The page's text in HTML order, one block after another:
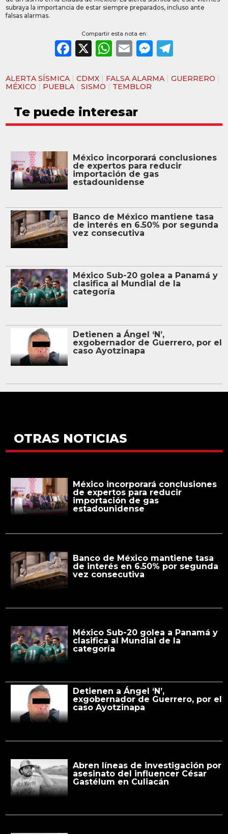
subraya la importancia de estar siempre preparados, incluso ante
falsas alarmas.
Compartir esta nota en:
Facebook
X WhatsApp
Email
ALERTA SÍSMICA |CDMX | FALSA ALARMA |GUERRERO |
MÉXICO | PUEBLA |SISMO | TEMBLOR
Te puede interesar
México incorporará conclusiones
de expertos para reducir
importación de gas
estadounidense
Banco de México mantiene tasa
de interés en 6.50% por segunda
vez consecutiva
México Sub-20 golea a Panamá y
clasifica al Mundial de la
categoría
Detienen a Ángel ‘N’,
exgobernador de Guerrero, por el
caso Ayotzinapa
OTRAS NOTICIAS
México incorporará conclusiones
de expertos para reducir
importación de gas
estadounidense
Banco de México mantiene tasa
de interés en 6.50% por segunda
vez consecutiva
México Sub-20 golea a Panamá y
clasifica al Mundial de la
categoría
Detienen a Ángel ‘N’,
exgobernador de Guerrero, por el
caso Ayotzinapa
Abren líneas de investigación por
asesinato del influencer César
Gastélum en Culiacán